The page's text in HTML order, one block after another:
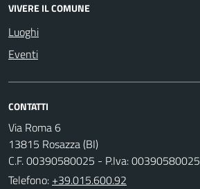
VIVERE IL COMUNE
Luoghi
Eventi
CONTATTI
Via Roma 6
13815 Rosazza (BI)
C.F. 00390580025 - P.Iva: 00390580025
Telefono: +39.015.600.92